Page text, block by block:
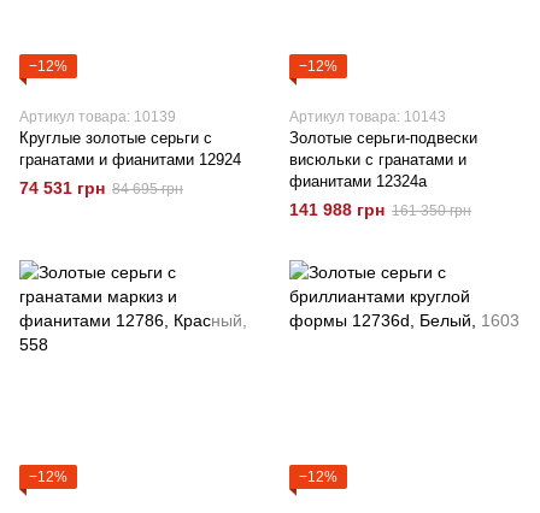
−12%
Артикул товара: 10139
Круглые золотые серьги с
гранатами и фианитами 12924
74 531 грн 84 695 грн
−12%
Артикул товара: 10143
Золотые серьги-подвески
висюльки с гранатами и
фианитами 12324a
141 988 грн 161 350 грн
−12% −12%